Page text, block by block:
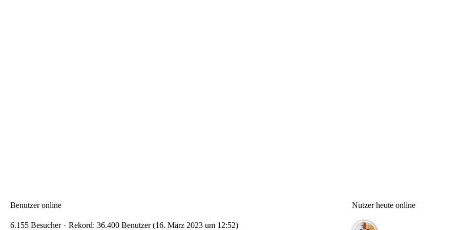
Benutzer online
6.155 Besucher Rekord: 36.400 Benutzer (16. März 2023 um 12:52)
Nutzer heute online